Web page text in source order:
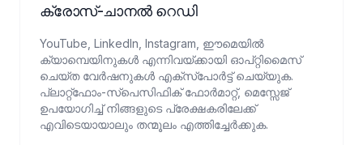
ക്രോസ്-ചാനൽ റെഡി
YouTube, LinkedIn, Instagram, ഈമെയിൽ
ക്യാമ്പെയിനുകൾ എന്നിവയ്ക്കായി ഓപ്റ്റിമൈസ്
ചെയ്ത വേർഷനുകൾ എക്‌സ്പോർട്ട് ചെയ്യുക.
പ്ലാറ്റ്ഫോം-സ്പെസിഫിക് ഫോർമാറ്റ്, മെസ്സേജ്
ഉപയോഗിച്ച് നിങ്ങളുടെ പ്രേക്ഷകരിലേക്ക്
എവിടെയായാലും തന്മൂലം എത്തിച്ചേർക്കുക.